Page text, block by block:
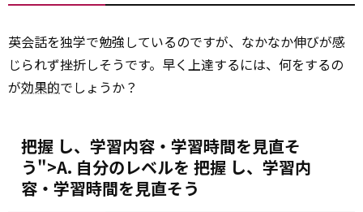
英会話を独学で勉強しているのですが、なかなか伸びが感
じられず挫折しそうです。早く上達するには、何をするの
が効果的でしょうか？
把握 し、学習内容・学習時間を見直そ
う">A. 自分のレベルを 把握 し、学習内
容・学習時間を見直そう